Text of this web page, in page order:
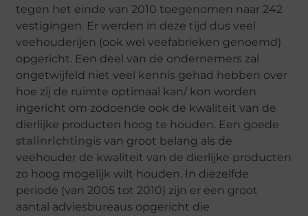
tegen het einde van 2010 toegenomen naar 242
vestigingen. Er werden in deze tijd dus veel
veehouderijen (ook wel veefabrieken genoemd)
opgericht. Een deel van de ondernemers zal
ongetwijfeld niet veel kennis gehad hebben over
hoe zij de ruimte optimaal kan/ kon worden
ingericht om zodoende ook de kwaliteit van de
dierlijke producten hoog te houden. Een goede
stalinrichtingis van groot belang als de
veehouder de kwaliteit van de dierlijke producten
zo hoog mogelijk wilt houden. In diezelfde
periode (van 2005 tot 2010) zijn er een groot
aantal adviesbureaus opgericht die